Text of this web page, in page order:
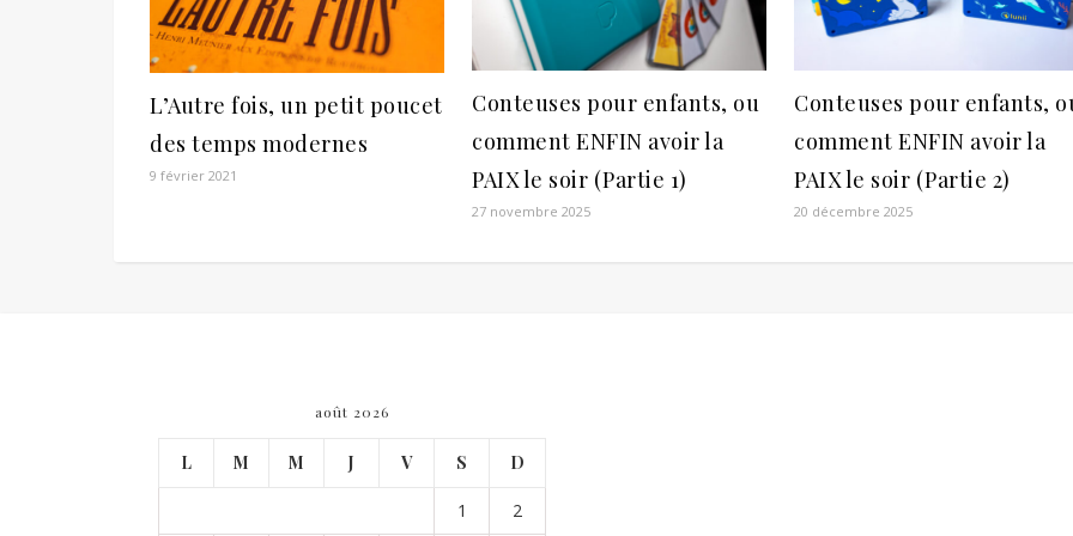
L’Autre fois, un petit poucet
des temps modernes
9 février 2021
Conteuses pour enfants, ou
comment ENFIN avoir la
PAIX le soir (Partie 1)
27 novembre 2025
Conteuses pour enfants,
comment ENFIN avoir la
PAIX le soir (Partie 2)
20 décembre 2025
août 2026
L M M J V S D
1 2